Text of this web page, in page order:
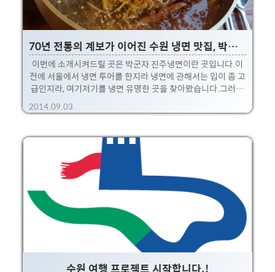
70년 전통의 계보가 이어진 수원 냉면 맛집, 박군자 진주냉면!!
이번에 소개시켜드릴 곳은 박군자 진주냉면이란 곳입니다.이
전에 서울에서 냉면 투어를 한지라 냉면에 관해서는 입이 좀 고
급인지라, 여기저기를 냉면 유명한 곳을 찾아봤습니다.그러다
가 수원의 인계동 쪽 나혜석 거리에 있는 박군자 진주냉면이란
곳을 찾아가봤습니다.~ 위에 명함을 보면 허영만 화백의 그림
에 식객 전권이 있어서 찾아보니 27권 가장 첫번째 이야기로
등장합니다.※ 선물받았는데 아직 다 못봤네요 ㅎㅎ. 이제야 9
권보고 있습니다. :) 여기 간단한 설명과, 인증샷 ㅎㅎ. 진주냉
면에 대한 설명을 살짝 보태면,원래 조선시대 양반들이 즐겨먹
던 음식으로 조선시대 문서에도 언급될 정도라고 합니다.:: 냉
면의 원조격인 북한의 "조선의 민속전통" 이란 책에서..
2014.09.03
수원 여행 프로젝트 시작합니다.!